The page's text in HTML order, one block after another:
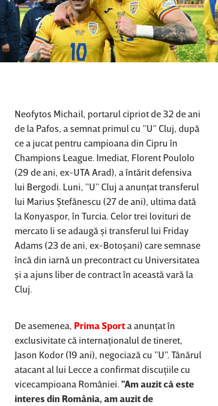
Neofytos Michail, portarul cipriot de 32 de ani
de la Pafos, a semnat primul cu ”U” Cluj, după
ce a jucat pentru campioana din Cipru în
Champions League. Imediat, Florent Poulolo
(29 de ani, ex-UTA Arad), a întărit defensiva
lui Bergodi. Luni, ”U” Cluj a anunţat transferul
lui Marius Ştefănescu (27 de ani), ultima dată
la Konyaspor, în Turcia. Celor trei lovituri de
mercato li se adaugă şi transferul lui Friday
Adams (23 de ani, ex-Botoşani) care semnase
încă din iarnă un precontract cu Universitatea
şi a ajuns liber de contract în această vară la
Cluj.
De asemenea, Prima Sporta anunţat în
exclusivitate că internaţionalul de tineret,
Jason Kodor (19 ani), negociază cu ”U”. Tânărul
atacant al lui Lecce a confirmat discuţiile cu
vicecampioana României. "Am auzit că este
interes din România, am auzit de